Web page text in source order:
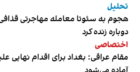
تحلیل
هجوم به سئوتا معامله مهاجرتی قذافی
دوباره زنده کرد
اختصاصی
مقام عراقی: بغداد برای اقدام نهایی